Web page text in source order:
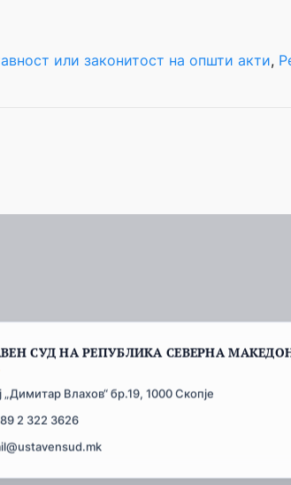
или законитост на општи акти,
СУД НА РЕПУБЛИКА СЕВЕРНА
„Димитар Влахов“ бр.19, 1000 Скопје
2 322 3626